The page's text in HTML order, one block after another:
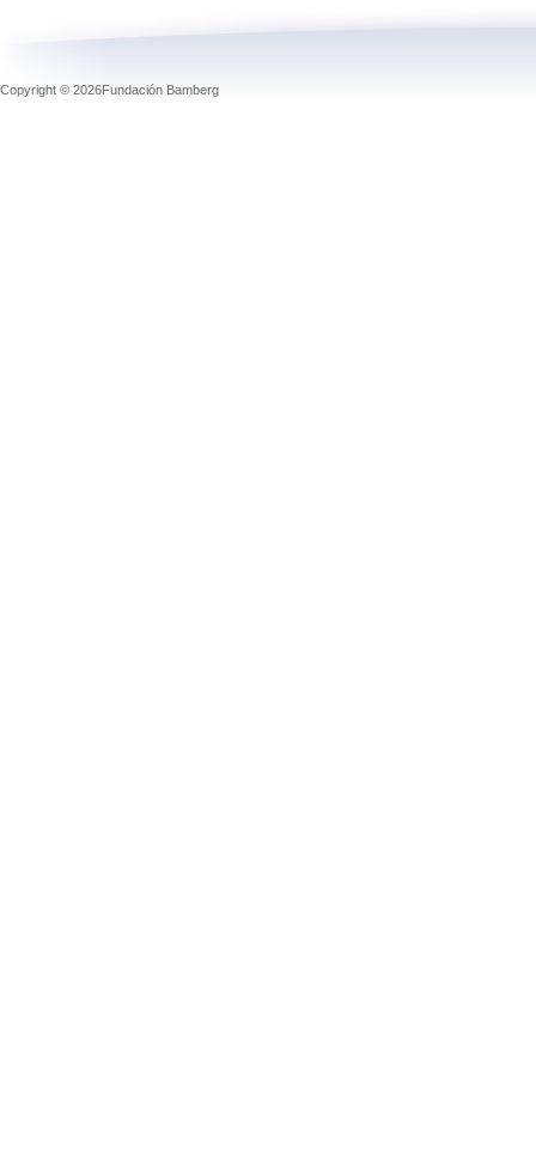
Copyright © 2026Fundación Bamberg